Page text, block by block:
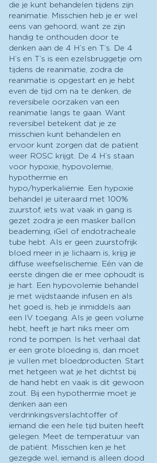
die je kunt behandelen tijdens zijn
reanimatie. Misschien heb je er wel
eens van gehoord, want ze zijn
handig te onthouden door te
denken aan de 4 H’s en T’s. De 4
H’s en T’s is een ezelsbruggetje om
tijdens de reanimatie, zodra de
reanimatie is opgestart en je hebt
even de tijd om na te denken, de
reversibele oorzaken van een
reanimatie langs te gaan. Want
reversibel betekent dat je ze
misschien kunt behandelen en
ervoor kunt zorgen dat de patiënt
weer ROSC krijgt. De 4 H’s staan
voor hypoxie, hypovolemie,
hypothermie en
hypo/hyperkaliëmie. Een hypoxie
behandel je uiteraard met 100%
zuurstof, iets wat vaak in gang is
gezet zodra je een masker ballon
beademing, iGel of endotracheale
tube hebt. Als er geen zuurstofrijk
bloed meer in je lichaam is, krijg je
diffuse weefselischemie. Eén van de
eerste dingen die er mee ophoudt is
je hart. Een hypovolemie behandel
je met wijdstaande infusen en als
het goed is, heb je inmiddels aan
een IV toegang. Als je geen volume
hebt, heeft je hart niks meer om
rond te pompen. Is het verhaal dat
er een grote bloeding is, dan moet
je vullen met bloedproducten. Start
met hetgeen wat je het dichtst bij
de hand hebt en vaak is dit gewoon
zout. Bij een hypothermie moet je
denken aan een
verdrinkingsverslachtoffer of
iemand die een hele tijd buiten heeft
gelegen. Meet de temperatuur van
de patiënt. Misschien ken je het
gezegde wel, iemand is alleen dood